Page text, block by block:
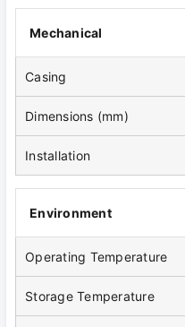
Mechanical
Casing
Dimensions (mm)
Installation
Environment
Operating Temperature
Storage Temperature